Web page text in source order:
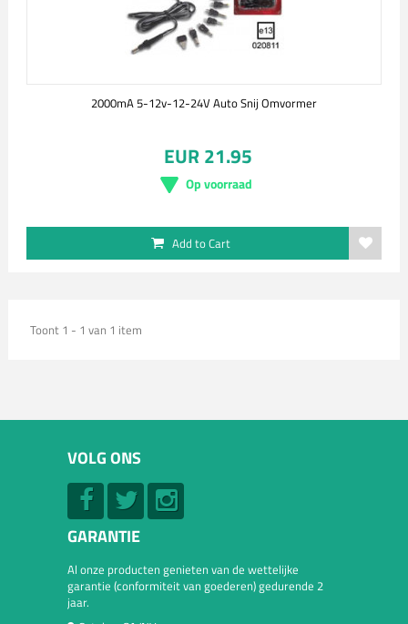
2000mA 5-12v-12-24V Auto Snij Omvormer
EUR 21.95
Op voorraad
Add to Cart
Toont 1 - 1 van 1 item
VOLG ONS
GARANTIE
Al onze producten genieten van de wettelijke
garantie (conformiteit van goederen) gedurende 2
jaar.